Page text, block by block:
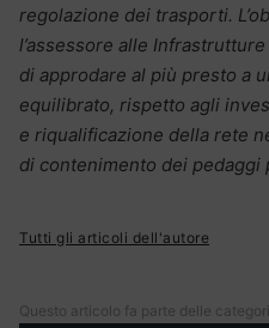
regolazione dei trasporti.
l’assessore alle Infrastrutture
di approdare al più presto a
equilibrato, rispetto agli
e riqualificazione della rete
di contenimento dei pedaggi
Tutti gli articoli dell'autore
Questo articolo fa parte delle